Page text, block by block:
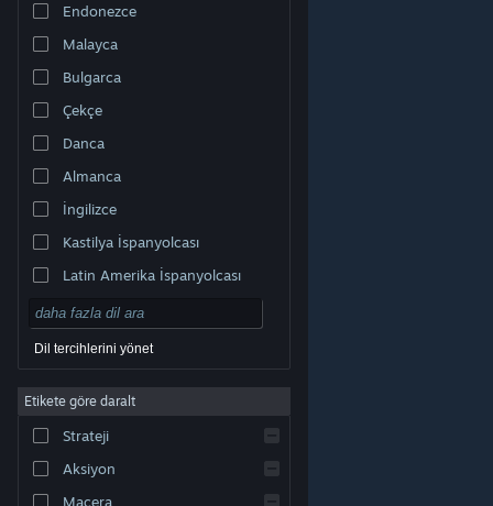
markalar, ABD ve diğer ülkelerde ilgili sahiplerinin
Erişilebilirlik |
Çerezler
Endonezce
Malayca
Bulgarca
Çekçe
Danca
Almanca
İngilizce
Kastilya İspanyolcası
Latin Amerika İspanyolcası
Dil tercihlerini yönet
Etikete göre daralt
Strateji
Aksiyon
Macera